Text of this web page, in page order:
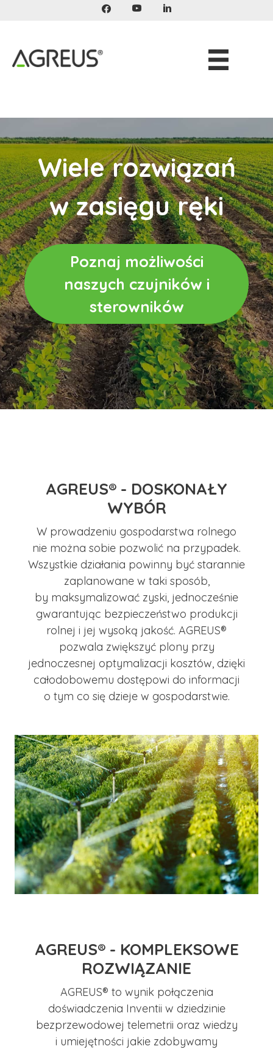
Wiele rozwiązań
w zasięgu ręki
Poznaj możliwości
naszych czujników i
sterowników
AGREUS® - DOSKONAŁY
WYBÓR
W prowadzeniu gospodarstwa rolnego
nie można sobie pozwolić na przypadek.
Wszystkie działania powinny być starannie
zaplanowane w taki sposób,
by maksymalizować zyski, jednocześnie
gwarantując bezpieczeństwo produkcji
rolnej i jej wysoką jakość. AGREUS®
pozwala zwiększyć plony przy
jednoczesnej optymalizacji kosztów, dzięki
całodobowemu dostępowi do informacji
o tym co się dzieje w gospodarstwie.
AGREUS® - KOMPLEKSOWE
ROZWIĄZANIE
AGREUS® to wynik połączenia
doświadczenia Inventii w dziedzinie
bezprzewodowej telemetrii oraz wiedzy
i umiejętności jakie zdobywamy